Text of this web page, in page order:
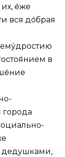
е́же
вся до́брая
в
дедушками,